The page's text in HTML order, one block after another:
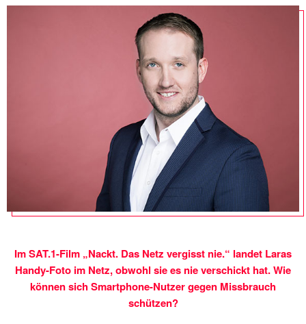
Im SAT.1-Film „Nackt. Das Netz vergisst nie.“ landet Laras
Handy-Foto im Netz, obwohl sie es nie verschickt hat. Wie
können sich Smartphone-Nutzer gegen Missbrauch
schützen?